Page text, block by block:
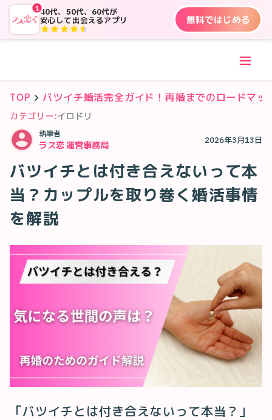
140代、50代、60代が
安心して出会えるアプリ
無料ではじめる
TOP バツイチ婚活完全ガイド！再婚までのロードマッ
カテゴリー:イロドリ
執筆者
ラス恋 運営事務局 2026年3月13日
バツイチとは付き合えないって本
当？カップルを取り巻く婚活事情
を解説
「バツイチとは付き合えないって本当？」